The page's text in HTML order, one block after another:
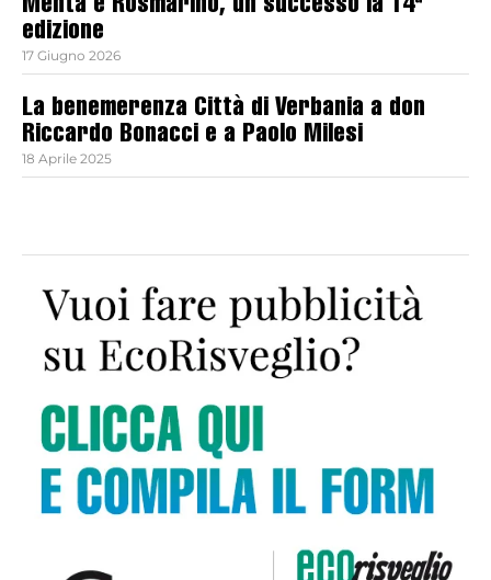
Menta e Rosmarino, un successo la 14ª
edizione
17 Giugno 2026
La benemerenza Città di Verbania a don
Riccardo Bonacci e a Paolo Milesi
18 Aprile 2025